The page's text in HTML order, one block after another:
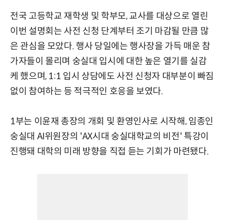
전국 고등학교 재학생 및 학부모, 교사를 대상으로 열린
이번 설명회는 사전 신청 단계부터 조기 마감될 만큼 많
은 관심을 모았다. 행사 당일에는 행사장을 가득 매운 참
가자들이 몰리며 숭실대 입시에 대한 높은 열기를 실감
케 했으며, 1:1 입시 상담에도 사전 신청자 대부분이 빠짐
없이 참여하는 등 적극적인 호응을 보였다.
1부는 이윤재 총장의 개회 및 환영인사로 시작해, 임종인
숭실대 AI위원장의 'AX시대 숭실대학교의 비전' 특강이
진행돼 대학의 미래 방향을 직접 듣는 기회가 마련됐다.